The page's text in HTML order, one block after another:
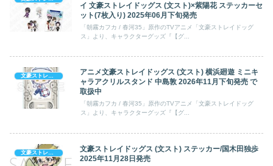
イ 文豪ストレイドッグス (文スト)×紫陽花 ステッカーセ
ット(7枚入り) 2025年06月下旬発売
「朝霧カフカ / 春河35」原作のTVアニメ「文豪ストレイドッグ
ス」より、キャラクターグッズ『【グ...
アニメ文豪ストレイドッグス (文スト) 横浜廻遊 ミニキ
ャラアクリルスタンド 中島敦 2026年11月下旬発売 で
取扱中
「朝霧カフカ / 春河35」原作のTVアニメ「文豪ストレイドッグ
ス」より、キャラクターグッズ『【グ...
文豪ストレイドッグス (文スト) ステッカー/国木田独歩
2025年11月28日発売